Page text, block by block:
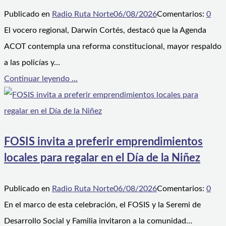
Publicado en Radio Ruta Norte06/08/2026Comentarios: 0
El vocero regional, Darwin Cortés, destacó que la Agenda
ACOT contempla una reforma constitucional, mayor respaldo
a las policías y…
Continuar leyendo ...
FOSIS invita a preferir emprendimientos
locales para regalar en el Día de la Niñez
Publicado en Radio Ruta Norte06/08/2026Comentarios: 0
En el marco de esta celebración, el FOSIS y la Seremi de
Desarrollo Social y Familia invitaron a la comunidad…